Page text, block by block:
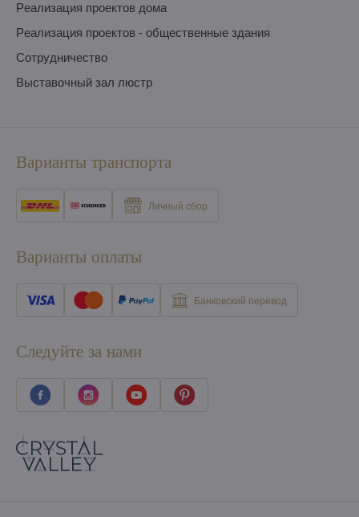
Pеализация проектов дома
Pеализация проектов - общественные здания
Сотрудничество
Выставочный зал люстр
Варианты транспорта
Личный сбор
Варианты оплаты
Банковский перевод
Следуйте за нами